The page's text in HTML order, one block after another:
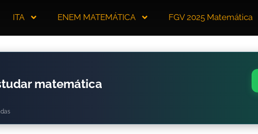
ITA ENEM MATEMÁTICA FGV 2025 Matemática
matemática